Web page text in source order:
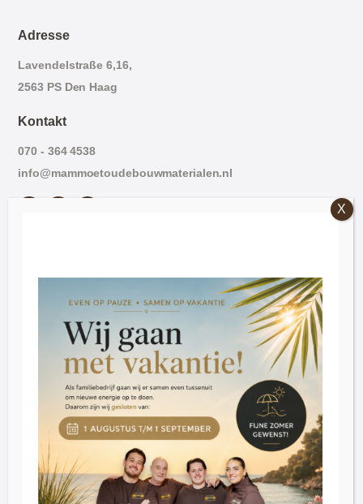
Adresse
Lavendelstraße 6,16,
2563 PS Den Haag
Kontakt
070 - 364 4538
info@mammoetoudebouwmaterialen.nl
Samstag: 09:30 - 16:30
Dienstag bis Donnerstag nach Vereinbarung
Kundenbetreuung
Blog
Bewertungen